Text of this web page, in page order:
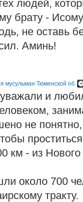
людей,
брату -
не оставь
Аминь!
мусульман Тюменской об
и
не понятно,
км - из
около 700
тракту.